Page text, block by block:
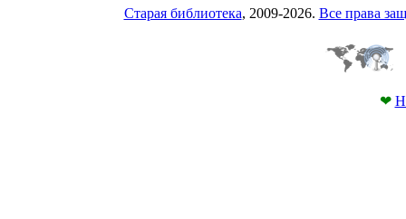
Старая библиотека, 2009-2026. Все права
❤